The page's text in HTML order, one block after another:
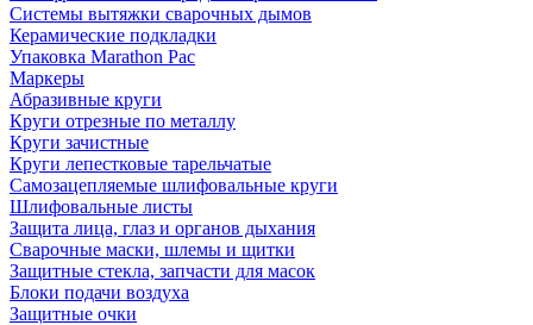
Системы вытяжки сварочных дымов
Керамические подкладки
Упаковка Marathon Pac
Маркеры
Абразивные круги
Круги отрезные по металлу
Круги зачистные
Круги лепестковые тарельчатые
Самозацепляемые шлифовальные круги
Шлифовальные листы
Защита лица, глаз и органов дыхания
Сварочные маски, шлемы и щитки
Защитные стекла, запчасти для масок
Блоки подачи воздуха
Защитные очки